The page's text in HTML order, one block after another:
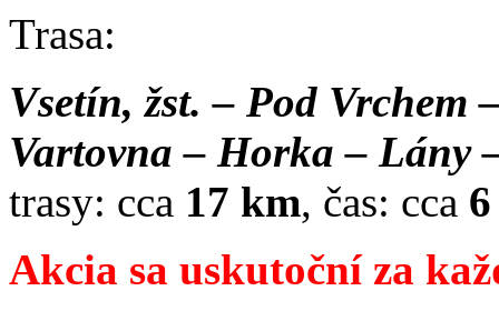
Trasa:
Vsetín, žst. – Pod Vrchem
Vartovna – Horka – Lány
trasy: cca 17 km, čas: cca 6
Akcia sa uskutoční za